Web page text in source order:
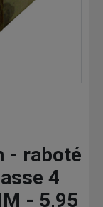
- raboté
4
- 5,95